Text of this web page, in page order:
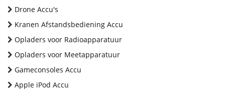
Drone Accu's
Kranen Afstandsbediening Accu
Opladers voor Radioapparatuur
Opladers voor Meetapparatuur
Gameconsoles Accu
Apple iPod Accu